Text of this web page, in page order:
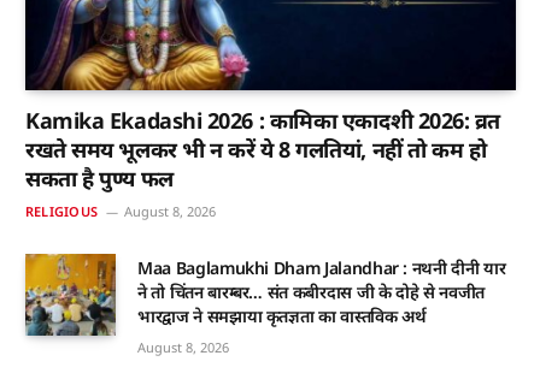
Kamika Ekadashi 2026 : कामिका एकादशी 2026: व्रत
रखते समय भूलकर भी न करें ये 8 गलतियां, नहीं तो कम हो
सकता है पुण्य फल
RELIGIOUS August 8, 2026
Maa Baglamukhi Dham Jalandhar : नथनी दीनी यार
ने तो चिंतन बारम्बर… संत कबीरदास जी के दोहे से नवजीत
भारद्वाज ने समझाया कृतज्ञता का वास्तविक अर्थ
August 8, 2026